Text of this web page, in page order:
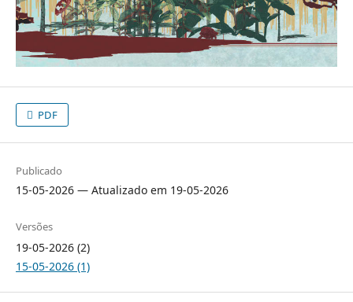
PDF
Publicado
15-05-2026 — Atualizado em 19-05-2026
Versões
19-05-2026 (2)
15-05-2026 (1)